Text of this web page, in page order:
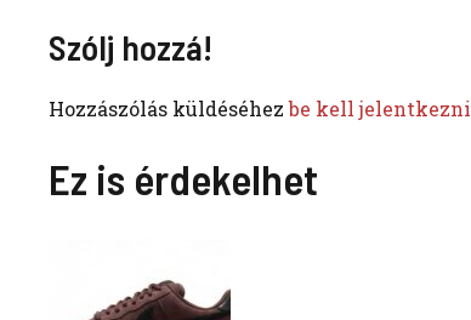
ce
b
o
k
er
es
t r dI a
Szólj hozzá!
Hozzászólás küldéséhezbe kell jelentkezni
Ez is érdekelhet